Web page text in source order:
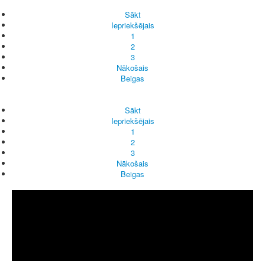
Sākt
Iepriekšējais
1
2
3
Nākošais
Beigas
Sākt
Iepriekšējais
1
2
3
Nākošais
Beigas